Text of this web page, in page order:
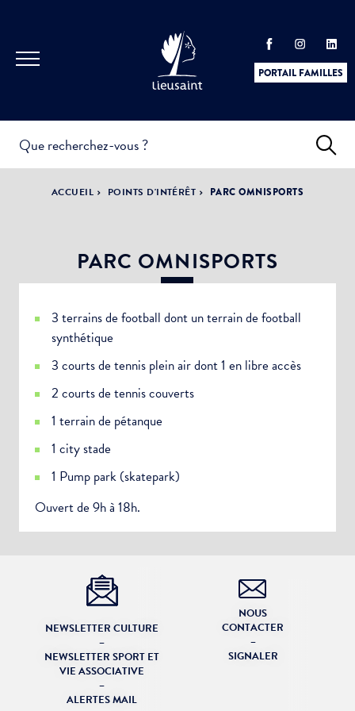
PORTAIL FAMILLES
PRATIQUES &
DÉMARCHES
ACTUALITÉS &
ÉVÈNEMENTS
DÉMOCRATIE
ACCUEIL POINTS D'INTÉRÊT PARC OMNISPORTS
PARC OMNISPORTS
3 terrains de football dont un terrain de football
synthétique
3 courts de tennis plein air dont 1 en libre accès
2 courts de tennis couverts
1 terrain de pétanque
1 city stade
1 Pump park (skatepark)
Ouvert de 9h à 18h.
NEWSLETTER CULTURE
–
NEWSLETTER SPORT ET
VIE ASSOCIATIVE
–
ALERTES MAIL
NOUS
CONTACTER
–
SIGNALER
Choisissez votre abonnement :
Newsletter Culture
Newsletter Sport et Vie associative